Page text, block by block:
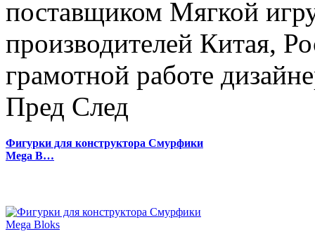
поставщиком Мягкой
производителей Китая,
грамотной работе
Пред След
Фигурки для конструктора Смурфики
Mega B…